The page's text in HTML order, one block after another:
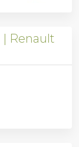
Renault